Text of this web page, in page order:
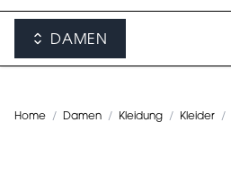
DAMEN
Home / Damen / Kleidung / Kleider /